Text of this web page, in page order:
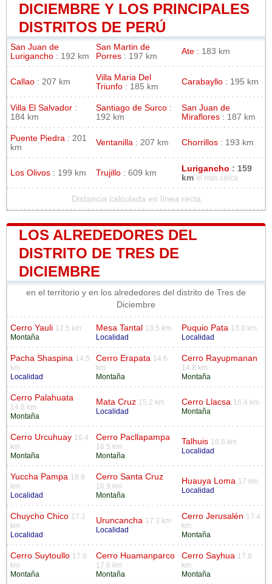
DICIEMBRE Y LOS PRINCIPALES
DISTRITOS DE PERÚ
San Juan de
Lurigancho : 192 km
San Martin de
Porres : 197 km
Ate : 183 km
Callao : 207 km
Villa Maria Del
Triunfo : 185 km
Carabayllo : 195 km
Villa El Salvador :
184 km
Santiago de Surco :
192 km
San Juan de
Miraflores : 187 km
Puente Piedra : 201
km
Ventanilla : 207 km Chorrillos : 193 km
Los Olivos : 199 km Trujillo : 609 km Lurigancho : 159
km el más cerca
Distancia calculada en línea recta
LOS ALREDEDORES DEL
DISTRITO DE TRES DE
DICIEMBRE
en el territorio y en los alrededores del distrito de Tres de
Diciembre
Cerro Yauli 12.5 km
Montaña
Mesa Tantal
13.5 km
Localidad
Puquio Pata 13.8 km
Localidad
Pacha Shaspina 14.5
km
Localidad
Cerro Erapata 14.6
km
Montaña
Cerro Rayupmanan
14.8 km
Montaña
Cerro Palahuata
14.8 km
Montaña
Mata Cruz 15.2 km
Localidad
Cerro Llacsa 16.4 km
Montaña
Cerro Urcuhuay 16.4
km
Montaña
Cerro Pacllapampa
16.5 km
Montaña
Talhuis 16.6 km
Localidad
Yuccha Pampa 16.9
km
Localidad
Cerro Santa Cruz
16.9 km
Montaña
Huauya Loma 17 km
Localidad
Chuycho Chico 17.2
km
Localidad
Uruncancha 17.3 km
Localidad
Cerro Jerusalén 17.4
km
Montaña
Cerro Suytoullo 17.6
km
Montaña
Cerro Huamanparco
17.6 km
Montaña
Cerro Sayhua 17.6
km
Montaña